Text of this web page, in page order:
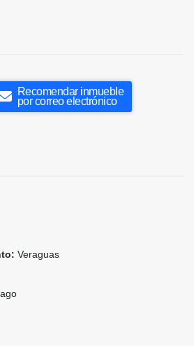
Recomendar inmueble
por correo electrónico
Veraguas